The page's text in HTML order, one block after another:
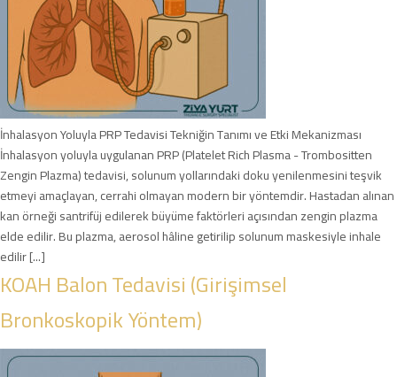
İnhalasyon Yoluyla PRP Tedavisi Tekniğin Tanımı ve Etki Mekanizması
İnhalasyon yoluyla uygulanan PRP (Platelet Rich Plasma - Trombositten
Zengin Plazma) tedavisi, solunum yollarındaki doku yenilenmesini teşvik
etmeyi amaçlayan, cerrahi olmayan modern bir yöntemdir. Hastadan alınan
kan örneği santrifüj edilerek büyüme faktörleri açısından zengin plazma
elde edilir. Bu plazma, aerosol hâline getirilip solunum maskesiyle inhale
edilir [...]
KOAH Balon Tedavisi (Girişimsel
Bronkoskopik Yöntem)